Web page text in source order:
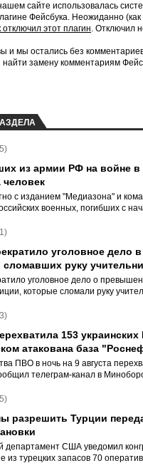
сайте использовалась
Фейсбука. Неожиданно
этот плагин. Отключил
и мы остались без
замену комментариям
из армии РФ на войне в
с изданием "Медиазона" и
военных, погибших с
уголовное дело
сломавших руку
уголовное дело о
которые сломали руку
153
атакована база
ПВО в ночь на 9 августа
телеграм-канал в
разрешить Турции
департамент США уведомил
из турецких запасов 70